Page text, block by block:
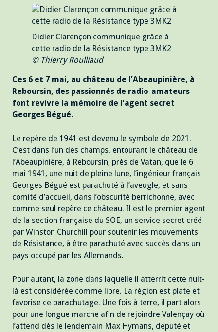
Didier Clarençon communique grâce à
cette radio de la Résistance type 3MK2
© Thierry Roulliaud
Ces 6 et 7 mai, au château de l’Abeaupinière, à
Reboursin, des passionnés de radio-amateurs
font revivre la mémoire de l’agent secret
Georges Bégué.
Le repère de 1941 est devenu le symbole de 2021.
C’est dans l’un des champs, entourant le château de
l’Abeaupinière, à Reboursin, près de Vatan, que le 6
mai 1941, une nuit de pleine lune, l’ingénieur français
Georges Bégué est parachuté à l’aveugle, et sans
comité d’accueil, dans l’obscurité berrichonne, avec
comme seul repère ce château. Il est le premier agent
de la section française du SOE, un service secret créé
par Winston Churchill pour soutenir les mouvements
de Résistance, à être parachuté avec succès dans un
pays occupé par les Allemands.
Pour autant, la zone dans laquelle il atterrit cette nuit-
là est considérée comme libre. La région est plate et
favorise ce parachutage. Une fois à terre, il part alors
pour une longue marche afin de rejoindre Valençay où
l’attend dès le lendemain Max Hymans, député et